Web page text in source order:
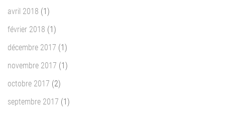
avril 2018 (1)
février 2018 (1)
décembre 2017 (1)
novembre 2017 (1)
octobre 2017 (2)
septembre 2017 (1)